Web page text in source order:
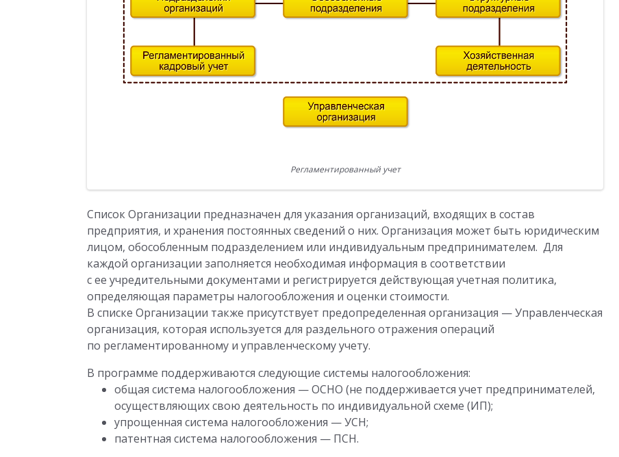
Регламентированный учет
Список Организации предназначен для указания организаций, входящих в состав
предприятия, и хранения постоянных сведений о них. Организация может быть юридическим
лицом, обособленным подразделением или индивидуальным предпринимателем. Для
каждой организации заполняется необходимая информация в соответствии
с ее учредительными документами и регистрируется действующая учетная политика,
определяющая параметры налогообложения и оценки стоимости.
В списке Организации также присутствует предопределенная организация — Управленческая
организация, которая используется для раздельного отражения операций
по регламентированному и управленческому учету.
В программе поддерживаются следующие системы налогообложения:
общая система налогообложения — ОСНО (не поддерживается учет предпринимателей,
осуществляющих свою деятельность по индивидуальной схеме (ИП);
упрощенная система налогообложения — УСН;
патентная система налогообложения — ПСН.